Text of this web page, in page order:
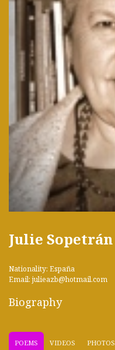
Julie Sopetrán
Nationality: España
Email: julieazb@hotmail.com
Biography
POEMS VIDEOS PHOTOS